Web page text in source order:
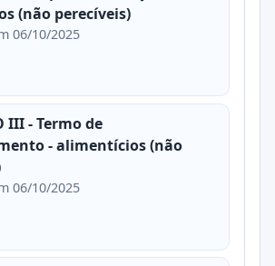
(não perecíveis)
06/10/2025
III - Termo de
- alimentícios (não
06/10/2025